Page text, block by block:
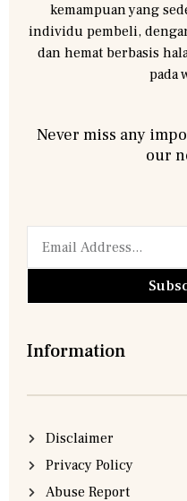
kemampuan yang
individu pembeli,
dan hemat berbasis
pada
Never miss any
our
Information
Disclaimer
Privacy Policy
Abuse Report